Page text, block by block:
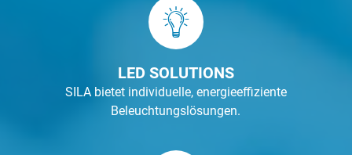
LED SOLUTIONS
SILA bietet individuelle, energieeffiziente
Beleuchtungslösungen.